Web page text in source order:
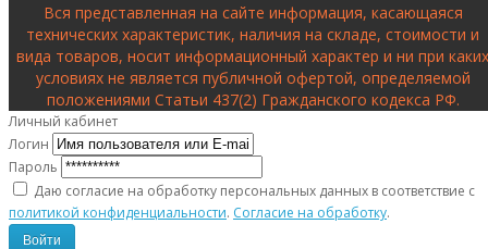
Вся представленная на сайте информация, касающаяся
технических характеристик, наличия на складе, стоимости и
вида товаров, носит информационный характер и ни при каких
условиях не является публичной офертой, определяемой
положениями Статьи 437(2) Гражданского кодекса РФ.
Личный кабинет
Логин
Пароль
Даю согласие на обработку персональных данных в соответствие с
политикой конфиденциальности. Согласие на обработку.